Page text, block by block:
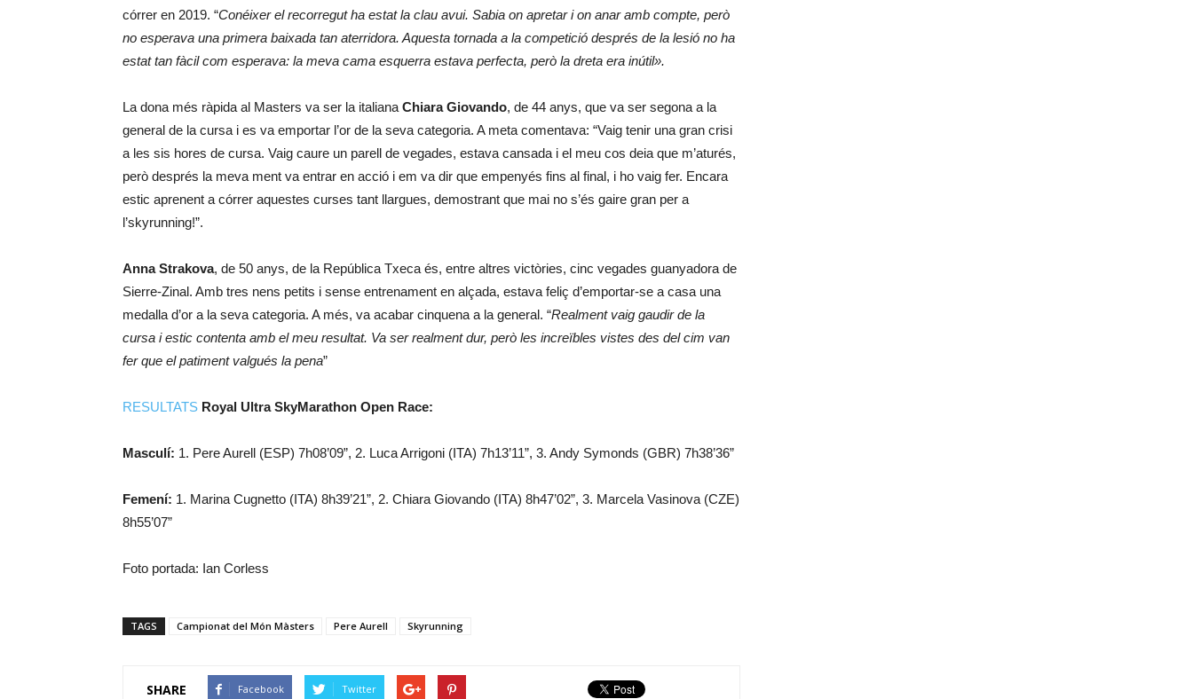
córrer en 2019. “Conéixer el recorregut ha estat la clau avui. Sabia on apretar i on anar amb compte, però
no esperava una primera baixada tan aterridora. Aquesta tornada a la competició després de la lesió no ha
estat tan fàcil com esperava: la meva cama esquerra estava perfecta, però la dreta era inútil».
La dona més ràpida al Masters va ser la italiana Chiara Giovando, de 44 anys, que va ser segona a la
general de la cursa i es va emportar l’or de la seva categoria. A meta comentava: “Vaig tenir una gran crisi
a les sis hores de cursa. Vaig caure un parell de vegades, estava cansada i el meu cos deia que m’aturés,
però després la meva ment va entrar en acció i em va dir que empenyés fins al final, i ho vaig fer. Encara
estic aprenent a córrer aquestes curses tant llargues, demostrant que mai no s’és gaire gran per a
l’skyrunning!”.
Anna Strakova, de 50 anys, de la República Txeca és, entre altres victòries, cinc vegades guanyadora de
Sierre-Zinal. Amb tres nens petits i sense entrenament en alçada, estava feliç d’emportar-se a casa una
medalla d’or a la seva categoria. A més, va acabar cinquena a la general. “Realment vaig gaudir de la
cursa i estic contenta amb el meu resultat. Va ser realment dur, però les increïbles vistes des del cim van
fer que el patiment valgués la pena”
RESULTATS Royal Ultra SkyMarathon Open Race:
Masculí: 1. Pere Aurell (ESP) 7h08’09”, 2. Luca Arrigoni (ITA) 7h13’11”, 3. Andy Symonds (GBR) 7h38’36”
Femení: 1. Marina Cugnetto (ITA) 8h39’21”, 2. Chiara Giovando (ITA) 8h47’02”, 3. Marcela Vasinova (CZE)
8h55’07”
Foto portada: Ian Corless
TAGS Campionat del Món Màsters Pere Aurell Skyrunning
SHARE Facebook Twitter